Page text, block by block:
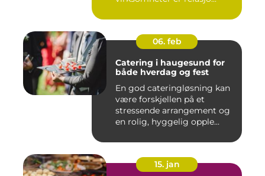
06. feb
Catering i haugesund for
både hverdag og fest
En god cateringløsning kan
være forskjellen på et
stressende arrangement og
en rolig, hyggelig opple...
15. jan